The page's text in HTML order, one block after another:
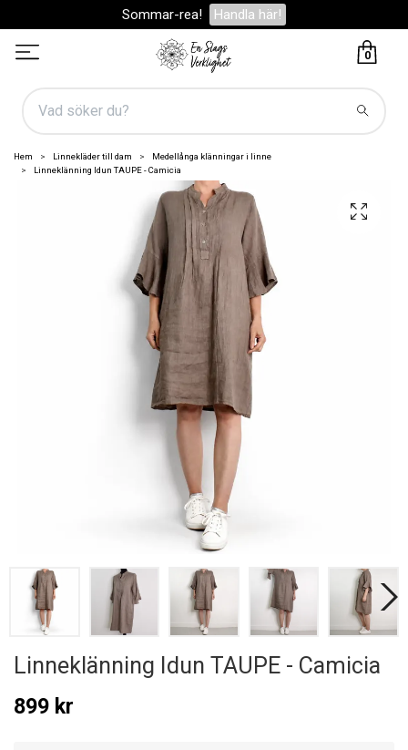
Sommar-rea! Handla här!
0
Hem Linnekläder till dam
Medellånga klänningar i linne
Linneklänning Idun TAUPE - Camicia
Linneklänning Idun TAUPE - Camicia
899 kr